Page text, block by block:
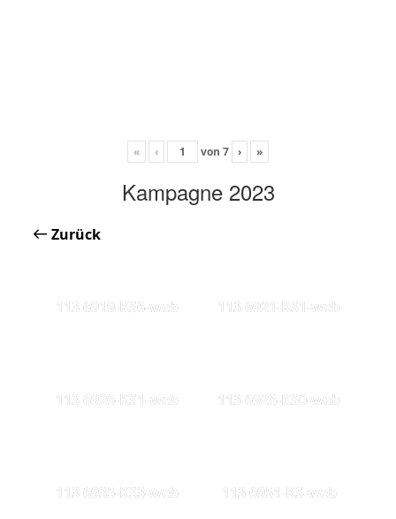
« ‹ von 7 › »
Kampagne 2023
Zurück
113 6919-KS6-web 113 6921-KS1-web
113 6926-KS1-web 113 6928-KS0-web
113 6935-KS3-web 113 6951-KS-web